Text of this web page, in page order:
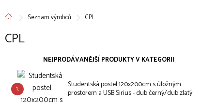
Seznam výrobců CPL
CPL
NEJPRODÁVANĚJŠÍ PRODUKTY V KATEGORII
1. Studentská postel 120x200cm s úložným
prostorem a USB Sirius - dub černý/dub zlatý